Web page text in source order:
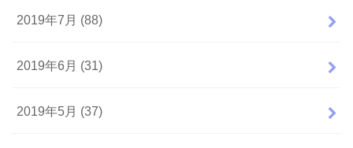
2019年7月 (88)
2019年6月 (31)
2019年5月 (37)